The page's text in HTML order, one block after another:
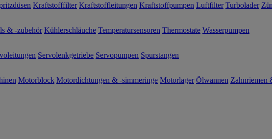
Kraftstofffilter Kraftstoffleitungen Kraftstoffpumpen Luftfilter Turbolader
& -zubehör Kühlerschläuche Temperatursensoren Thermostate Wasserpumpen
Servolenkgetriebe Servopumpen Spurstangen
Motorblock Motordichtungen & -simmeringe Motorlager Ölwannen Zahnriemen